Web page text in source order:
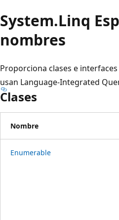
System.Linq
nombres
Proporciona clases e
usan Language-Integrated
Clases
Nombre
Enumerable